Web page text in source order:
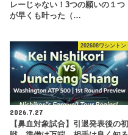
レーじゃない！3つの願いの１つ
が早くも叶った（…
202608ワシントン
2026.7.27
【鼻血対象試合】引退発表後の初